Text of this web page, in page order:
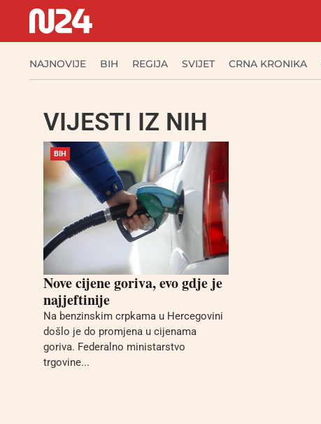
NAJNOVIJE BIH REGIJA SVIJET CRNA KRONIKA
VIJESTI IZ NIH
BIH
Nove cijene goriva, evo gdje je
najjeftinije
Na benzinskim crpkama u Hercegovini
došlo je do promjena u cijenama
goriva. Federalno ministarstvo
trgovine...